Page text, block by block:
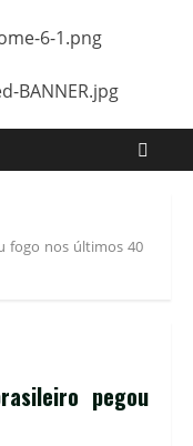
fogo nos últimos 40
pegou